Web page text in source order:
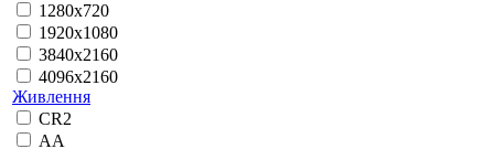
1280x720
1920x1080
3840x2160
4096x2160
Живлення
CR2
АА